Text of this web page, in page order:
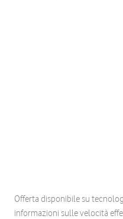
Offerta disponibile su
informazioni sulle velocità